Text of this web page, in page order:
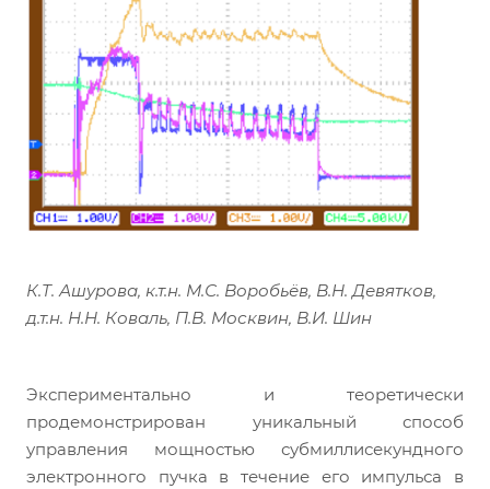
К.Т. Ашурова, к.т.н. М.С. Воробьёв, В.Н. Девятков,
д.т.н. Н.Н. Коваль, П.В. Москвин, В.И. Шин
Экспериментально и теоретически
продемонстрирован уникальный способ
управления мощностью субмиллисекундного
электронного пучка в течение его импульса в